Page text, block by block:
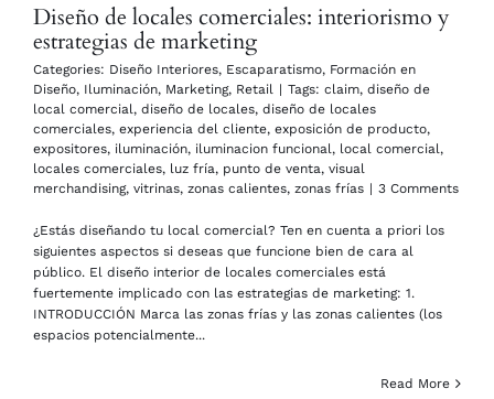
Diseño de locales comerciales: interiorismo y
estrategias de marketing
Categories: Diseño Interiores, Escaparatismo, Formación en
Diseño, Iluminación, Marketing, Retail | Tags: claim, diseño de
local comercial, diseño de locales, diseño de locales
comerciales, experiencia del cliente, exposición de producto,
expositores, iluminación, iluminacion funcional, local comercial,
locales comerciales, luz fría, punto de venta, visual
merchandising, vitrinas, zonas calientes, zonas frías | 3 Comments
¿Estás diseñando tu local comercial? Ten en cuenta a priori los
siguientes aspectos si deseas que funcione bien de cara al
público. El diseño interior de locales comerciales está
fuertemente implicado con las estrategias de marketing: 1.
INTRODUCCIÓN Marca las zonas frías y las zonas calientes (los
espacios potencialmente...
Read More